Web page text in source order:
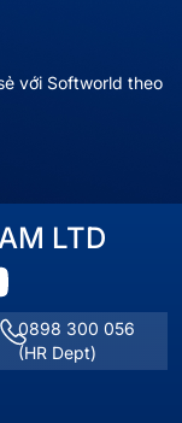
với Softworld theo
LTD
0898 300 056
(HR Dept)